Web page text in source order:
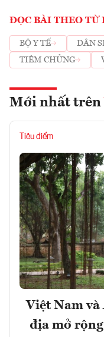
ĐỌC BÀI THEO TỪ
BỘ Y TẾ DÂN
TIÊM CHỦNG
Mới nhất trên
Tiêu điểm
Việt Nam
địa mở